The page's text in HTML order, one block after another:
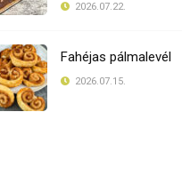
2026.07.22.
Fahéjas pálmalevél
2026.07.15.